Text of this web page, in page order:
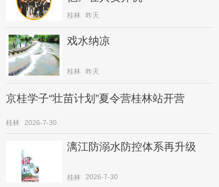
桂林 昨天
戏水纳凉
桂林 昨天
京桂学子“壮苗计划”夏令营桂林站开营
桂林 2026-7-30
漓江防溺水防控体系再升级
桂林 2026-7-30